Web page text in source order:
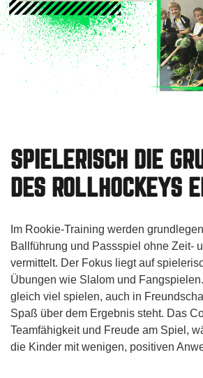
SPIELERISCH DIE
DES ROLLHOCKEYS
Im Rookie-Training werden
Ballführung und Passspiel ohne Zeit-
vermittelt. Der Fokus liegt auf
Übungen wie Slalom und
gleich viel spielen, auch in
Spaß über dem Ergebnis steht. Das
Teamfähigkeit und Freude am Spiel,
die Kinder mit wenigen, positiven